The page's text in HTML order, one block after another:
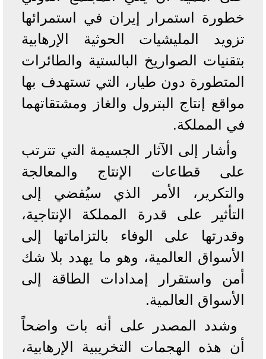
خطورة استمرار إيران في استمرائها
تزويد المليشيات الحوثية الإرهابية
بتقنيات الصواريخ البالستية والطائرات
المتطورة دون طيار، التي تستهدف بها
مواقع إنتاج البترول والغاز ومشتقاتهما
في المملكة.
وأشار إلى الآثار الجسيمة التي تترتب
على قطاعات الإنتاج والمعالجة
والتكرير، الأمر الذي سيُفضي إلى
التأثير على قدرة المملكة الإنتاجية،
وقدرتها على الوفاء بالتزاماتها إلى
الأسواق العالمية، وهو ما يهدد بلا شك
أمن واستقرار إمدادات الطاقة إلى
الأسواق العالمية.
وشدد المصدر على أنه بات واضحاً
أن هذه الهجمات التخريبية الإرهابية،